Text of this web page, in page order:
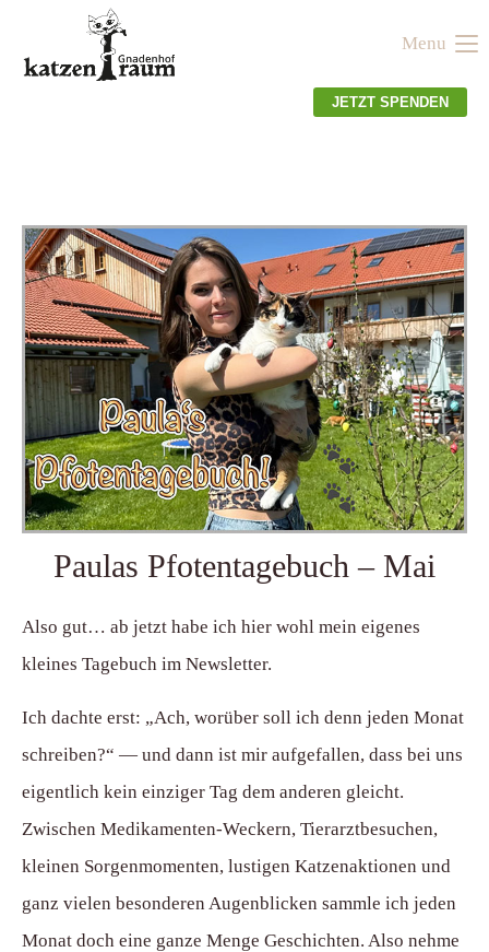
Der Eintrag "offcanvas-col1" existiert leider nicht.
Der Eintrag "offcanvas-col3" existiert leider nicht.
Der Eintrag "offcanvas-col4" existiert leider nicht.
Menu
JETZT SPENDEN
Paulas Pfotentagebuch – Mai
Also gut… ab jetzt habe ich hier wohl mein eigenes
kleines Tagebuch im Newsletter.
Ich dachte erst: „Ach, worüber soll ich denn jeden Monat
schreiben?“ — und dann ist mir aufgefallen, dass bei uns
eigentlich kein einziger Tag dem anderen gleicht.
Zwischen Medikamenten-Weckern, Tierarztbesuchen,
kleinen Sorgenmomenten, lustigen Katzenaktionen und
ganz vielen besonderen Augenblicken sammle ich jeden
Monat doch eine ganze Menge Geschichten. Also nehme